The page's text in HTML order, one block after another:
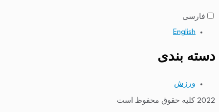
فارسی
English
دسته بندی
ورزش
2022 کلیه حقوق محفوظ است